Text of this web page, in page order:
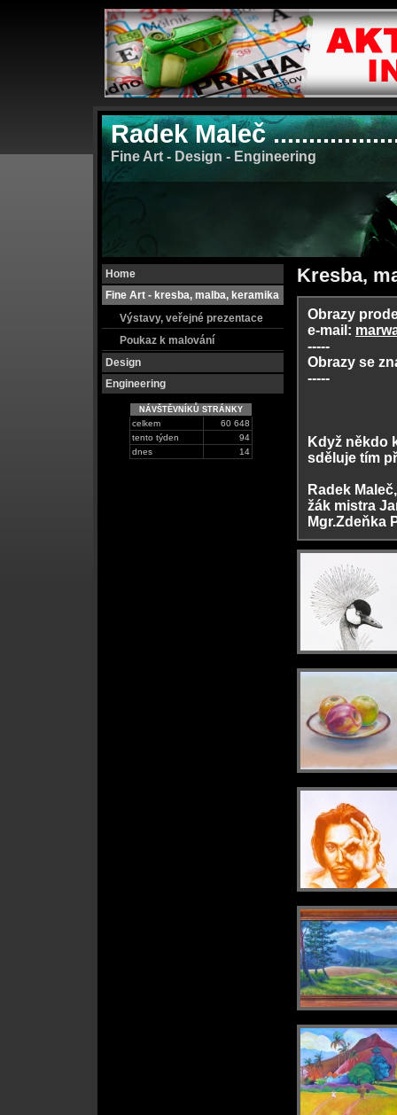
Radek Maleč
Fine Art - Design - Engineering
Kresba,
Obrazy
e-mail:
-----
Obrazy se
-----
Když někdo
sděluje tím
Radek Maleč,
žák mistra
Mgr.Zdeňka
Home
Fine Art - kresba, malba, keramika
Výstavy, veřejné prezentace
Poukaz k malování
Design
Engineering
NÁVŠTĚVNÍKŮ STRÁNKY
celkem
60 648
tento týden
94
dnes
14